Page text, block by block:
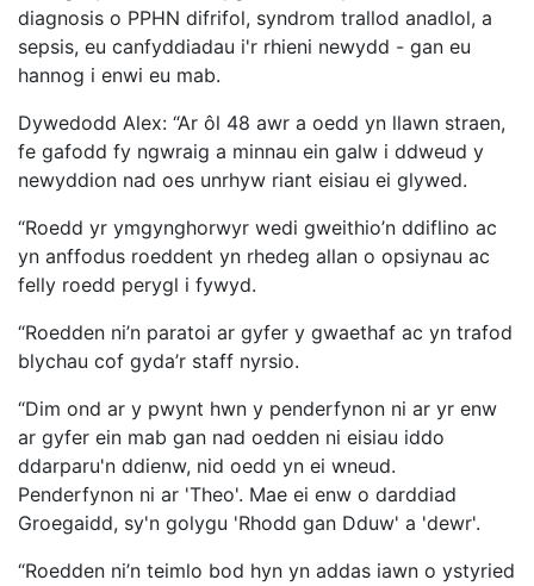
diagnosis o PPHN difrifol, syndrom trallod anadlol, a
sepsis, eu canfyddiadau i'r rhieni newydd - gan eu
hannog i enwi eu mab.
Dywedodd Alex: “Ar ôl 48 awr a oedd yn llawn straen,
fe gafodd fy ngwraig a minnau ein galw i ddweud y
newyddion nad oes unrhyw riant eisiau ei glywed.
“Roedd yr ymgynghorwyr wedi gweithio’n ddiflino ac
yn anffodus roeddent yn rhedeg allan o opsiynau ac
felly roedd perygl i fywyd.
“Roedden ni’n paratoi ar gyfer y gwaethaf ac yn trafod
blychau cof gyda’r staff nyrsio.
“Dim ond ar y pwynt hwn y penderfynon ni ar yr enw
ar gyfer ein mab gan nad oedden ni eisiau iddo
ddarparu'n ddienw, nid oedd yn ei wneud.
Penderfynon ni ar 'Theo'. Mae ei enw o darddiad
Groegaidd, sy'n golygu 'Rhodd gan Dduw' a 'dewr'.
“Roedden ni’n teimlo bod hyn yn addas iawn o ystyried